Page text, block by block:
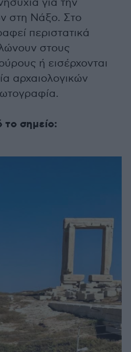
για την
στη Νάξο. Στο
περιστατικά
στους
ή εισέρχονται
αρχαιολογικών
σημείο: